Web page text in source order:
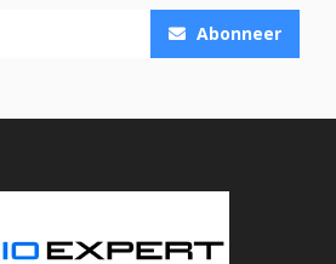
Abonneer